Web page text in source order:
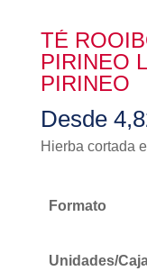
TÉ
PIRINEO
PIRINEO
Desde
Hierba cortada
Formato
Unidades/